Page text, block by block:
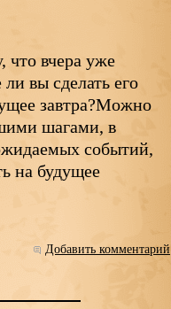
что вчера уже
вы сделать его
завтра?Можно
шагами, в
событий,
на будущее
Добавить комментарий